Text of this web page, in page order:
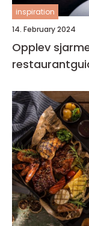
inspiration
14. February 2024
Opplev